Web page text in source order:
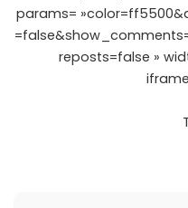
params=
reposts=false »